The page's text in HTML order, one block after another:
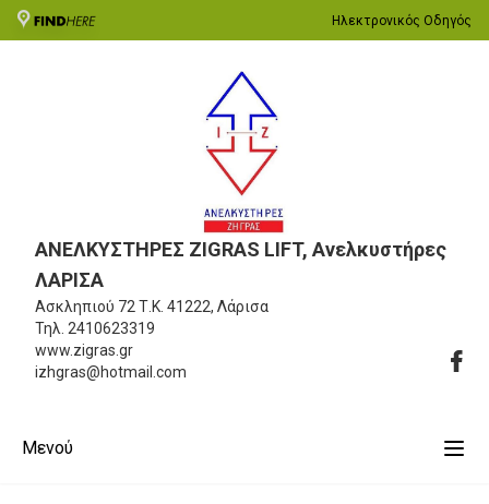
Ηλεκτρονικός Οδηγός
ΑΝΕΛΚΥΣΤΗΡΕΣ ZIGRAS LIFT, Ανελκυστήρες
ΛΑΡΙΣΑ
Ασκληπιού 72 Τ.Κ. 41222, Λάρισα
Τηλ. 2410623319
www.zigras.gr
izhgras@hotmail.com
Μενού